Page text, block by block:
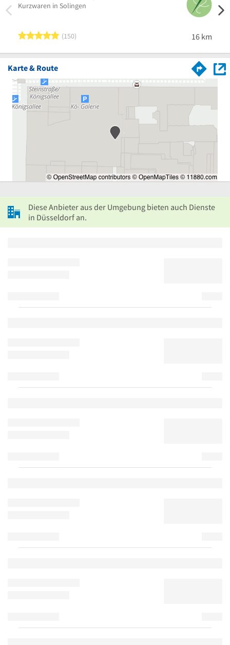
Kurzwaren in Solingen
5 von 5 Sternen
150 16 km
Karte & Route
Diese Anbieter aus der Umgebung bieten auch Dienste
in Düsseldorf an.